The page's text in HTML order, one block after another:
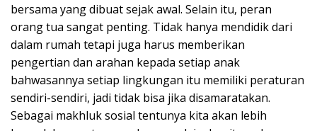
bersama yang dibuat sejak awal. Selain itu, peran
orang tua sangat penting. Tidak hanya mendidik dari
dalam rumah tetapi juga harus memberikan
pengertian dan arahan kepada setiap anak
bahwasannya setiap lingkungan itu memiliki peraturan
sendiri-sendiri, jadi tidak bisa jika disamaratakan.
Sebagai makhluk sosial tentunya kita akan lebih